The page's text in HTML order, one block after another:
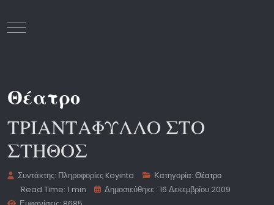
Mobile Menu Toggle
Θέατρο
ΤΡΙΑΝΤΑΦΥΛΛΟ ΣΤΟ
ΣΤΗΘΟΣ
Συντάκτης: Πληροφορίες Koyinta Κατηγορία:Θέατρο
Read Time: 1 min
Δημοσιεύθηκε : 16 Δεκεμβρίου 2009